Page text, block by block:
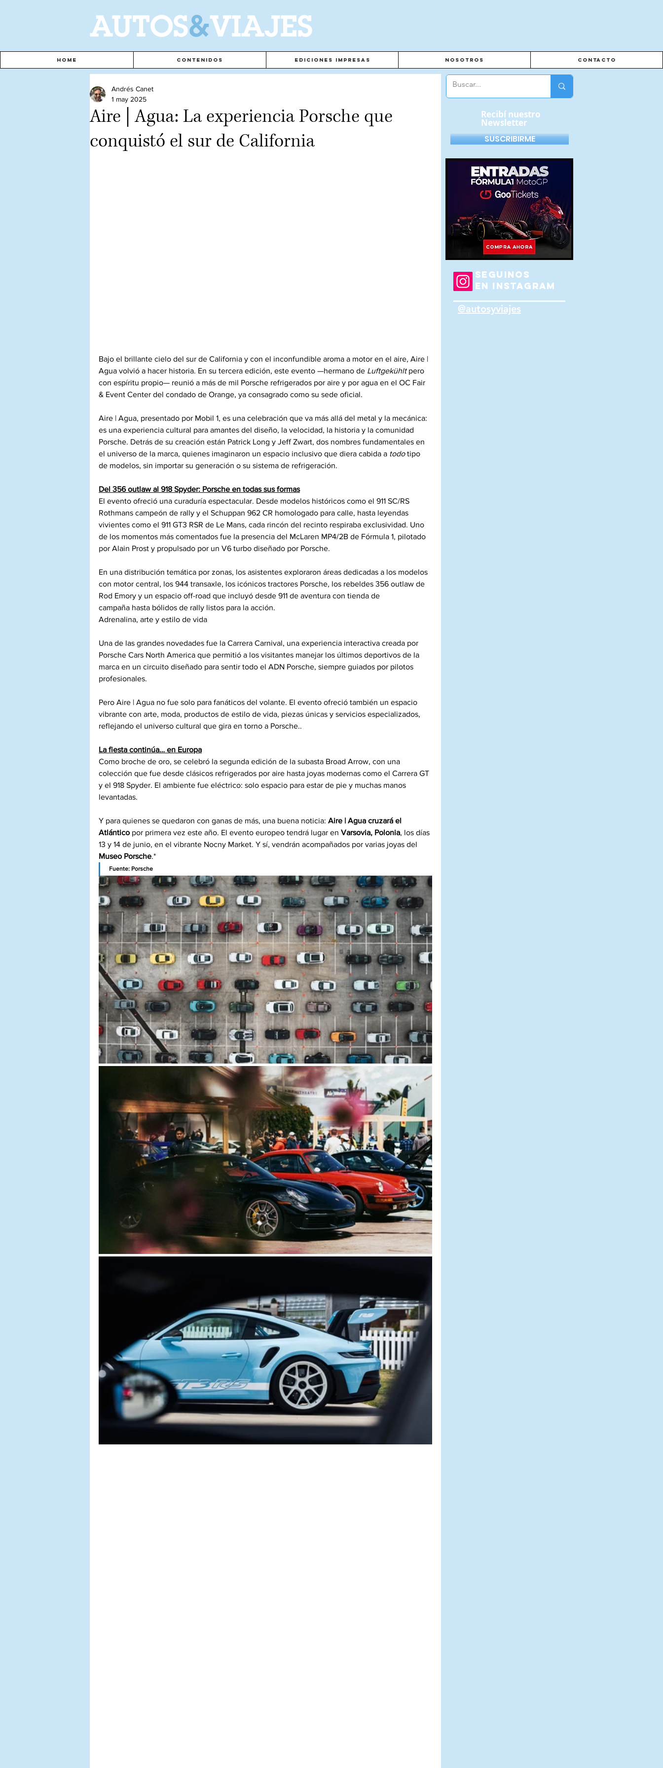
AUTOS&VIAJES
Home Contenidos Ediciones Impresas Nosotros Contacto
Aire | Agua: La experiencia Porsche que
conquistó el sur de California
Andrés Canet
1 may 2025
Bajo el brillante cielo del sur de California y con el inconfundible aroma a motor en el aire, Aire |
Agua volvió a hacer historia. En su tercera edición, este evento —hermano de Luftgekühlt pero
con espíritu propio— reunió a más de mil Porsche refrigerados por aire y por agua en el OC Fair
& Event Center del condado de Orange, ya consagrado como su sede oficial.
Aire | Agua, presentado por Mobil 1, es una celebración que va más allá del metal y la mecánica:
es una experiencia cultural para amantes del diseño, la velocidad, la historia y la comunidad
Porsche. Detrás de su creación están Patrick Long y Jeff Zwart, dos nombres fundamentales en
el universo de la marca, quienes imaginaron un espacio inclusivo que diera cabida a todo tipo
de modelos, sin importar su generación o su sistema de refrigeración.
Del 356 outlaw al 918 Spyder: Porsche en todas sus formas
El evento ofreció una curaduría espectacular. Desde modelos históricos como el 911 SC/RS
Rothmans campeón de rally y el Schuppan 962 CR homologado para calle, hasta leyendas
vivientes como el 911 GT3 RSR de Le Mans, cada rincón del recinto respiraba exclusividad. Uno
de los momentos más comentados fue la presencia del McLaren MP4/2B de Fórmula 1, pilotado
por Alain Prost y propulsado por un V6 turbo diseñado por Porsche.
En una distribución temática por zonas, los asistentes exploraron áreas dedicadas a los modelos
con motor central, los 944 transaxle, los icónicos tractores Porsche, los rebeldes 356 outlaw de
Rod Emory y un espacio off-road que incluyó desde 911 de aventura con tienda de
campaña hasta bólidos de rally listos para la acción.
Adrenalina, arte y estilo de vida
Una de las grandes novedades fue la Carrera Carnival, una experiencia interactiva creada por
Porsche Cars North America que permitió a los visitantes manejar los últimos deportivos de la
marca en un circuito diseñado para sentir todo el ADN Porsche, siempre guiados por pilotos
profesionales.
Pero Aire | Agua no fue solo para fanáticos del volante. El evento ofreció también un espacio
vibrante con arte, moda, productos de estilo de vida, piezas únicas y servicios especializados,
reflejando el universo cultural que gira en torno a Porsche..
La fiesta continúa… en Europa
Como broche de oro, se celebró la segunda edición de la subasta Broad Arrow, con una
colección que fue desde clásicos refrigerados por aire hasta joyas modernas como el Carrera GT
y el 918 Spyder. El ambiente fue eléctrico: solo espacio para estar de pie y muchas manos
levantadas.
Y para quienes se quedaron con ganas de más, una buena noticia: Aire | Agua cruzará el
Atlántico por primera vez este año. El evento europeo tendrá lugar en Varsovia, Polonia, los días
13 y 14 de junio, en el vibrante Nocny Market. Y sí, vendrán acompañados por varias joyas del
Museo Porsche.*
Fuente: Porsche
SEGUINOS
EN INSTAGRAM
@autosyviajes
Recibí nuestro
Newsletter
SUSCRIBIRME